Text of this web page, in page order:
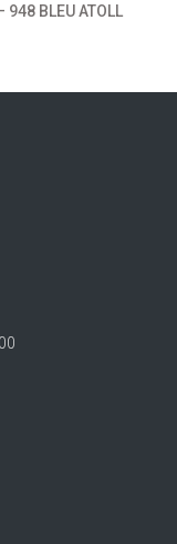
BLEU ATOLL